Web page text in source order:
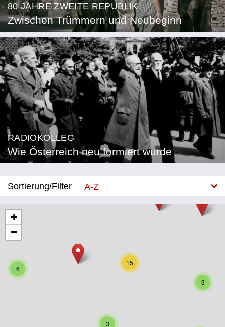
80 JAHRE ZWEITE REPUBLIK
Zwischen Trümmern und Neubeginn
RADIOKOLLEG
Wie Österreich neu formiert wurde
Sortierung/Filter
A-Z
Burgenland
Oberösterreich
3
3
15
6
+
−